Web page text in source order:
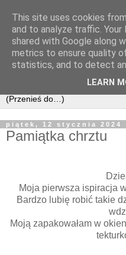
piątek, 12 stycznia 2024
Pamiątka chrztu
Moja pierwsza ispiracja
Bardzo lubię robić takie
Moją zapakowałam w
This site uses cookies
and to analyze traffic.
shared with Google along
metrics to ensure quality
statistics, and to detect
LEARN